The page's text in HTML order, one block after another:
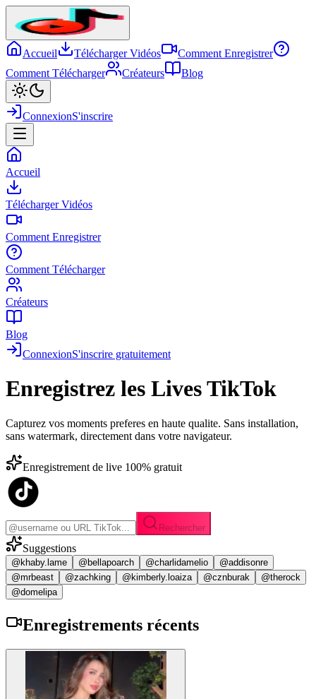
Accueil Télécharger Vidéos
Comment Enregistrer
Comment Télécharger
Créateurs Blog
ConnexionS'inscrire
Accueil
Télécharger Vidéos
Comment Enregistrer
Comment Télécharger
Créateurs
Blog
ConnexionS'inscrire gratuitement
Enregistrez les Lives TikTok
Capturez vos moments preferes en haute qualite. Sans installation,
sans watermark, directement dans votre navigateur.
Enregistrement de live 100% gratuit
Rechercher
Suggestions
@khaby.lame @bellapoarch @charlidamelio
@addisonre
@mrbeast
@zachking @kimberly.loaiza @cznburak
@therock
@domelipa
Enregistrements récents